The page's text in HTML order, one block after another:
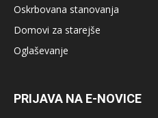
Oskrbovana stanovanja
Domovi za starejše
Oglaševanje
PRIJAVA NA E-NOVICE